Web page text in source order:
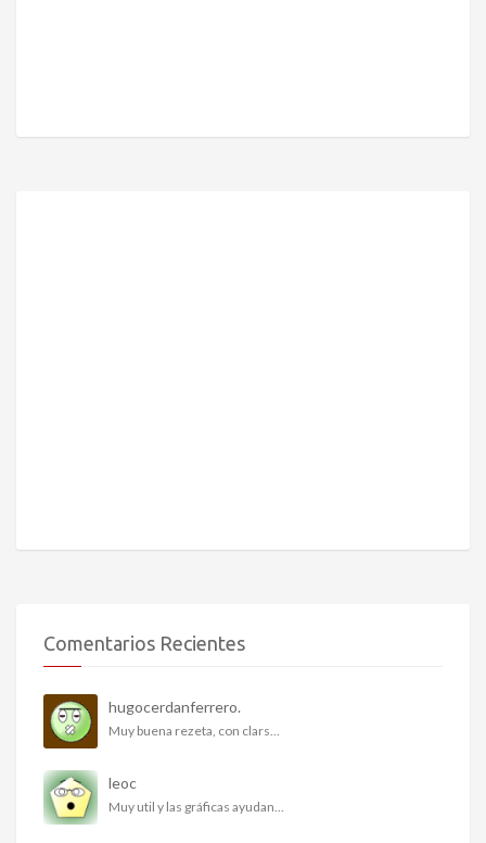
Comentarios Recientes
hugocerdanferrero.
Muy buena rezeta, con clars...
leoc
Muy util y las gráficas ayudan...